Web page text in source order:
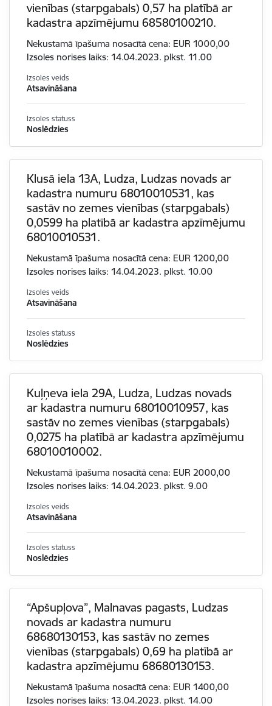
vienības (starpgabals) 0,57 ha platībā ar
kadastra apzīmējumu 68580100210.
Nekustamā īpašuma nosacītā cena: EUR 1000,00
Izsoles norises laiks: 14.04.2023. plkst. 11.00
Izsoles veids
Atsavināšana
Izsoles statuss
Noslēdzies
Klusā iela 13A, Ludza, Ludzas novads ar
kadastra numuru 68010010531, kas
sastāv no zemes vienības (starpgabals)
0,0599 ha platībā ar kadastra apzīmējumu
68010010531.
Nekustamā īpašuma nosacītā cena: EUR 1200,00
Izsoles norises laiks: 14.04.2023. plkst. 10.00
Izsoles veids
Atsavināšana
Izsoles statuss
Noslēdzies
Kuļņeva iela 29A, Ludza, Ludzas novads
ar kadastra numuru 68010010957, kas
sastāv no zemes vienības (starpgabals)
0,0275 ha platībā ar kadastra apzīmējumu
68010010002.
Nekustamā īpašuma nosacītā cena: EUR 2000,00
Izsoles norises laiks: 14.04.2023. plkst. 9.00
Izsoles veids
Atsavināšana
Izsoles statuss
Noslēdzies
“Apšupļova”, Malnavas pagasts, Ludzas
novads ar kadastra numuru
68680130153, kas sastāv no zemes
vienības (starpgabals) 0,69 ha platībā ar
kadastra apzīmējumu 68680130153.
Nekustamā īpašuma nosacītā cena: EUR 1400,00
Izsoles norises laiks: 13.04.2023. plkst. 14.00